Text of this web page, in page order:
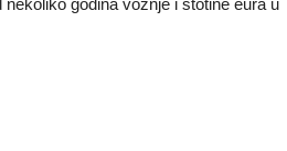
godina vožnje i stotine eura u